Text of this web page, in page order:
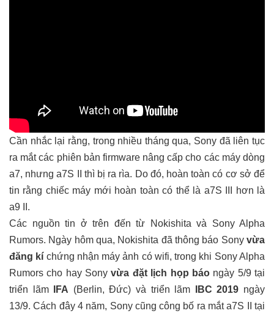
Cần nhắc lại rằng, trong nhiều tháng qua, Sony đã liên tục
ra mắt các phiên bản firmware nâng cấp cho các máy dòng
a7, nhưng a7S II thì bị ra rìa. Do đó, hoàn toàn có cơ sở để
tin rằng chiếc máy mới hoàn toàn có thể là a7S III hơn là
a9 II.
Các nguồn tin ở trên đến từ Nokishita và Sony Alpha
Rumors. Ngày hôm qua, Nokishita đã thông báo Sony vừa
đăng kí chứng nhận máy ảnh có wifi, trong khi Sony Alpha
Rumors cho hay Sonyvừa đặt lịch họp báongày 5/9 tại
triển lãm
IFA (Berlin, Đức) và triển lãm IBC 2019 ngày
13/9. Cách đây 4 năm, Sony cũng công bố ra mắt a7S II tại